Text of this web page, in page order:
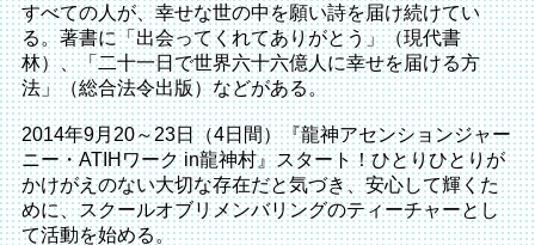
すべての人が、幸せな世の中を願い詩を届け続けてい
る。著書に「出会ってくれてありがとう」（現代書
林）、「二十一日で世界六十六億人に幸せを届ける方
法」（総合法令出版）などがある。
2014年9月20～23日（4日間）『龍神アセンションジャー
ニー・ATIHワーク in龍神村』スタート！ひとりひとりが
かけがえのない大切な存在だと気づき、安心して輝くた
めに、スクールオブリメンバリングのティーチャーとし
て活動を始める。